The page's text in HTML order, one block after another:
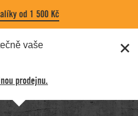
od 1 500 Kč
vaše
prodejnu.